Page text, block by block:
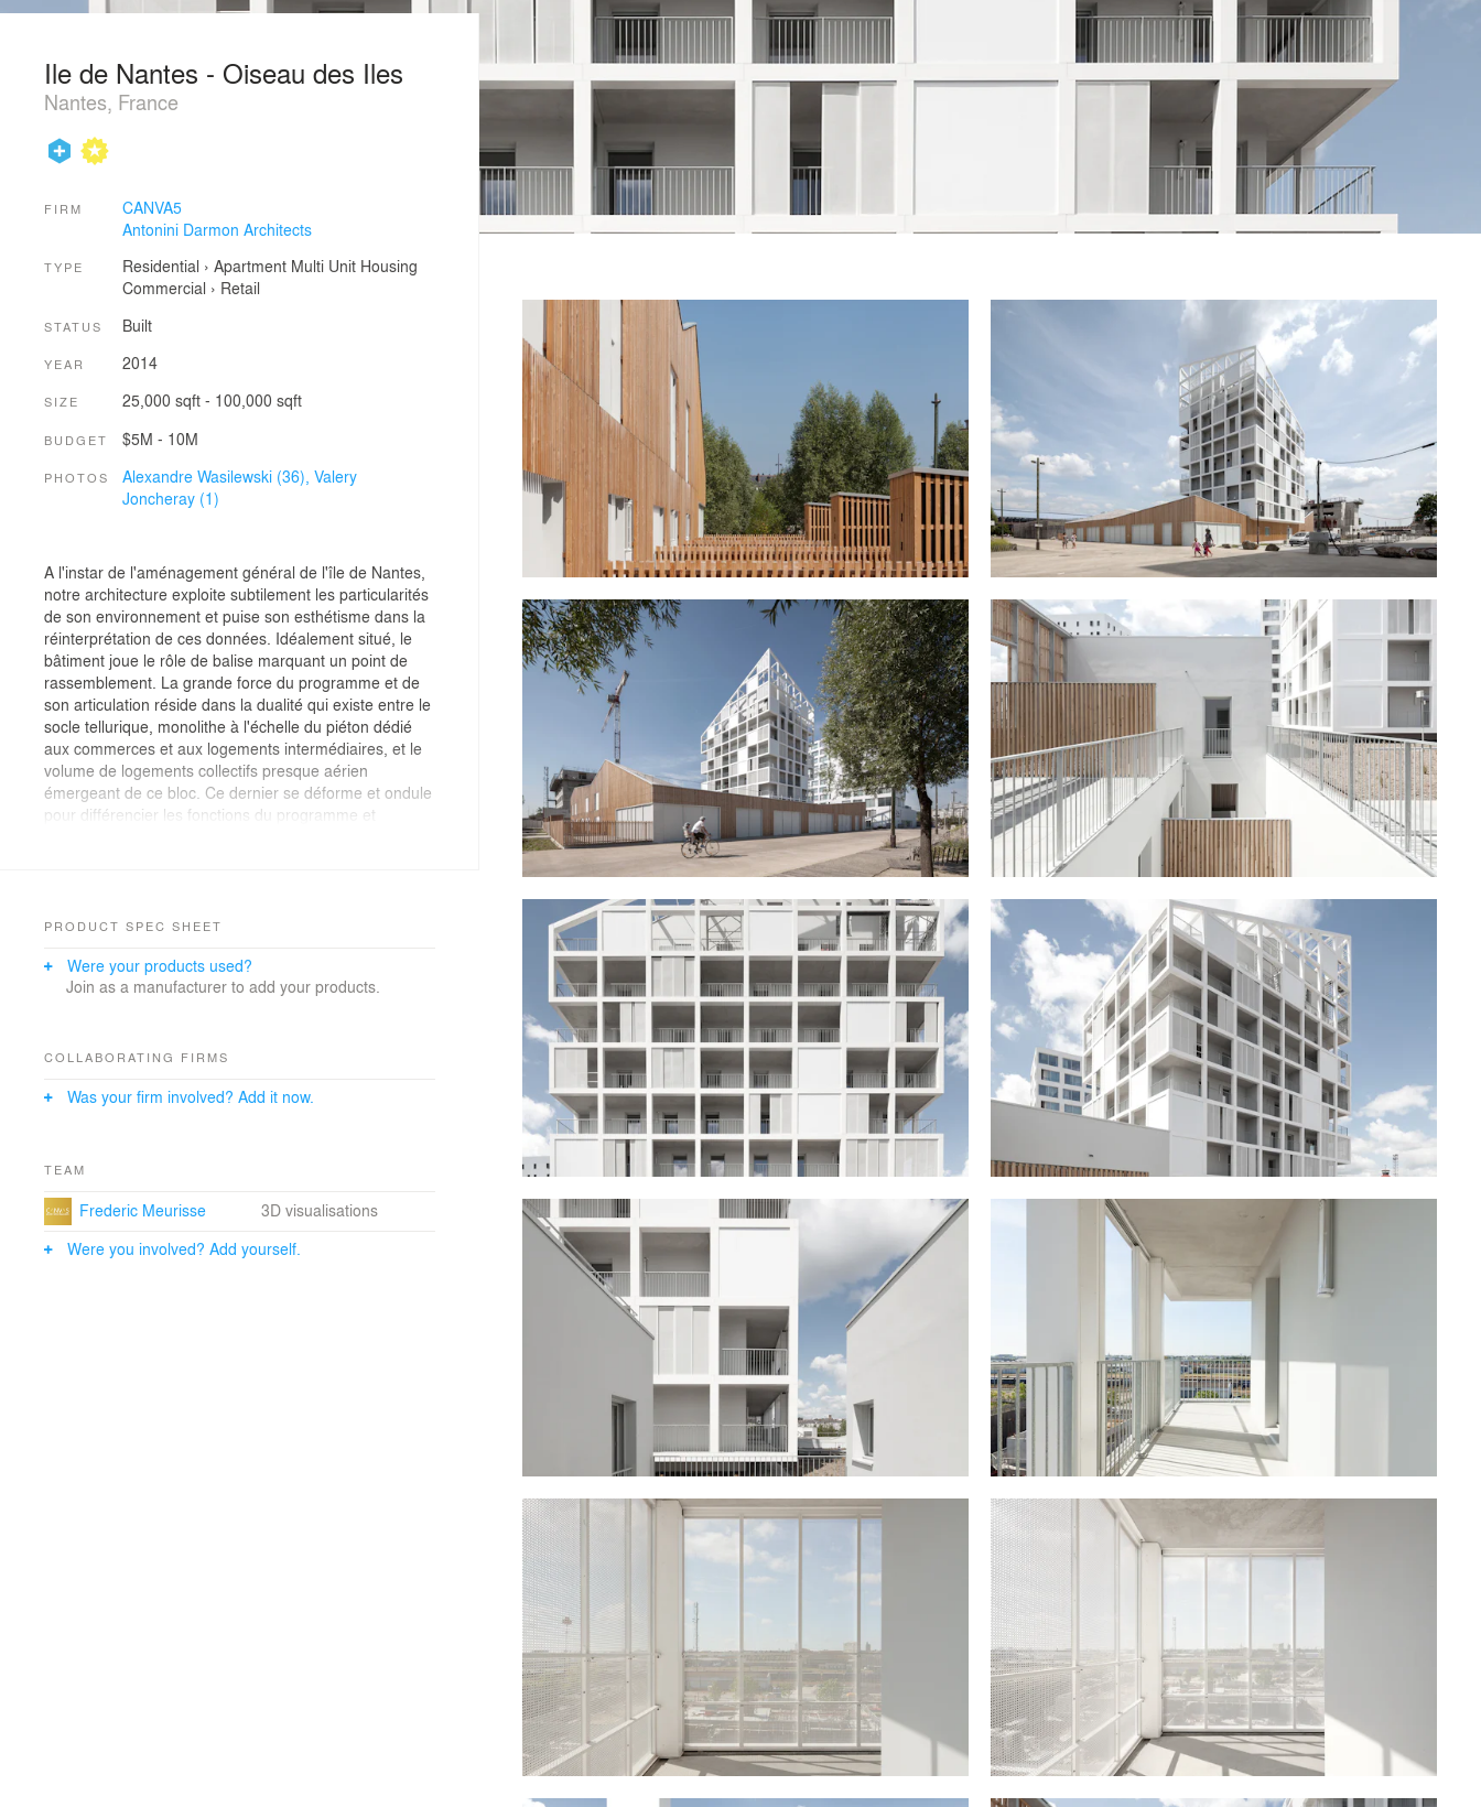
Ile de Nantes - Oiseau des Iles
Nantes, France
FIRM
CANVA5
Antonini Darmon Architects
TYPE Residential › Apartment Multi Unit Housing
Commercial › Retail
STATUS Built
YEAR 2014
SIZE 25,000 sqft - 100,000 sqft
BUDGET $5M - 10M
PHOTOS Alexandre Wasilewski (36), Valery
Joncheray (1)
A l'instar de l'aménagement général de l'île de Nantes,
notre architecture exploite subtilement les particularités
de son environnement et puise son esthétisme dans la
réinterprétation de ces données. Idéalement situé, le
bâtiment joue le rôle de balise marquant un point de
rassemblement. La grande force du programme et de
son articulation réside dans la dualité qui existe entre le
socle tellurique, monolithe à l'échelle du piéton dédié
aux commerces et aux logements intermédiaires, et le
volume de logements collectifs presque aérien
émergeant de ce bloc. Ce dernier se déforme et ondule
pour différencier les fonctions du programme et
bâtiment de logements collectifs se revendique simple
système de peau, sorte de moucharabieh vivant,
alternant les pleins, les vides et les mouvements des
PRODUCT SPEC SHEET
Were your products used?
Join as a manufacturer to add your products.
COLLABORATING FIRMS
Was your firm involved? Add it now.
TEAM
Frederic Meurisse
3D visualisations
Were you involved? Add yourself.